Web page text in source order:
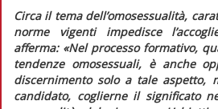
Circa il tema dell’omosessualità,
norme vigenti impedisce
afferma: «Nel processo formativo,
tendenze omosessuali, è anche
discernimento solo a tale aspetto,
candidato, coglierne il significato